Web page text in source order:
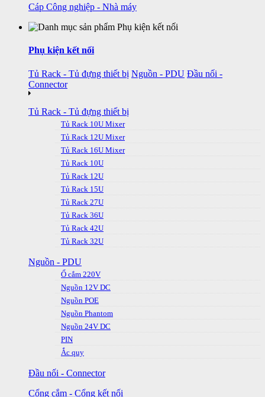
Cáp Công nghiệp - Nhà máy
Phụ kiện kết nối
Tủ Rack - Tủ đựng thiết bị Nguồn - PDU Đầu nối -
Connector
Tủ Rack - Tủ đựng thiết bị
Tủ Rack 10U Mixer
Tủ Rack 12U Mixer
Tủ Rack 16U Mixer
Tủ Rack 10U
Tủ Rack 12U
Tủ Rack 15U
Tủ Rack 27U
Tủ Rack 36U
Tủ Rack 42U
Tủ Rack 32U
Nguồn - PDU
Ổ cắm 220V
Nguồn 12V DC
Nguồn POE
Nguồn Phantom
Nguồn 24V DC
PIN
Ắc quy
Đầu nối - Connector
Cổng cắm - Cổng kết nối